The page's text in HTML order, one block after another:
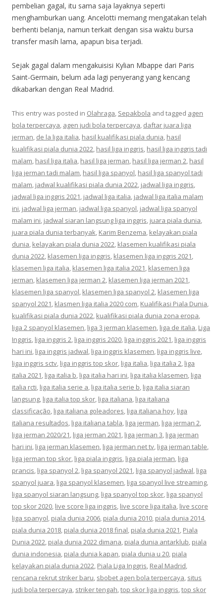
pembelian gagal, itu sama saja layaknya seperti
menghamburkan uang. Ancelotti memang mengatakan telah
berhenti belanja, namun terkait dengan sisa waktu bursa
transfer masih lama, apapun bisa terjadi.
Sejak gagal dalam mengakuisisi Kylian Mbappe dari Paris
Saint-Germain, belum ada lagi penyerang yang kencang
dikabarkan dengan Real Madrid.
This entry was posted in Olahraga, Sepakbola and tagged agen
bola terpercaya, agen judi bola terpercaya, daftar juara liga
jerman, de la liga italia, hasil kualifikasi piala dunia, hasil
kualifikasi piala dunia 2022, hasil liga inggris, hasil liga inggris tadi
malam, hasil liga italia, hasil liga jerman, hasil liga jerman 2, hasil
liga jerman tadi malam, hasil liga spanyol, hasil liga spanyol tadi
malam, jadwal kualifikasi piala dunia 2022, jadwal liga inggris,
jadwal liga inggris 2021, jadwal liga italia, jadwal liga italia malam
ini, jadwal liga jerman, jadwal liga spanyol, jadwal liga spanyol
malam ini, jadwal siaran langsung liga inggris, juara piala dunia,
juara piala dunia terbanyak, Karim Benzema, kelayakan piala
dunia, kelayakan piala dunia 2022, klasemen kualifikasi piala
dunia 2022, klasemen liga inggris, klasemen liga inggris 2021,
klasemen liga italia, klasemen liga italia 2021, klasemen liga
jerman, klasemen liga jerman 2, klasemen liga jerman 2021,
klasemen liga spanyol, klasemen liga spanyol 2, klasemen liga
spanyol 2021, klasmen liga italia 2020 com, Kualifikasi Piala Dunia,
kualifikasi piala dunia 2022, kualifikasi piala dunia zona eropa,
liga 2 spanyol klasemen, liga 3 jerman klasemen, liga de italia, Liga
Inggris, liga inggris 2, liga inggris 2020, liga inggris 2021, liga inggris
hari ini, liga inggris jadwal, liga inggris klasemen, liga inggris live,
liga inggris sctv, liga inggris top skor, liga italia, liga italia 2, liga
italia 2021, liga italia b, liga italia hari ini, liga italia klasemen, liga
italia rcti, liga italia serie a, liga italia serie b, liga italia siaran
langsung, liga italia top skor, liga italiana, liga italiana
classificação, liga italiana goleadores, liga italiana hoy, liga
italiana resultados, liga italiana tabla, liga jerman, liga jerman 2,
liga jerman 2020/21, liga jerman 2021, liga jerman 3, liga jerman
hari ini, liga jerman klasemen, liga jerman net tv, liga jerman table,
liga jerman top skor, liga piala inggris, liga piala jerman, liga
prancis, liga spanyol 2, liga spanyol 2021, liga spanyol jadwal, liga
spanyol juara, liga spanyol klasemen, liga spanyol live streaming,
liga spanyol siaran langsung, liga spanyol top skor, liga spanyol
top skor 2020, live score liga inggris, live score liga italia, live score
liga spanyol, piala dunia 2006, piala dunia 2010, piala dunia 2014,
piala dunia 2018, piala dunia 2018 final, piala dunia 2021, Piala
Dunia 2022, piala dunia 2022 dimana, piala dunia antarklub, piala
dunia indonesia, piala dunia kapan, piala dunia u 20, piala
kelayakan piala dunia 2022, Piala Liga Inggris, Real Madrid,
rencana rekrut striker baru, sbobet agen bola terpercaya, situs
judi bola terpercaya, striker tengah,top skor liga inggris,top skor